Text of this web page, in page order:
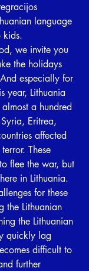
language
kids.
we invite you
the holidays
especially for
year, Lithuania
a hundred
Eritrea,
affected
These
flee the war, but
in Lithuania.
for these
the Lithuanian
the Lithuanian
quickly lag
difficult to
further